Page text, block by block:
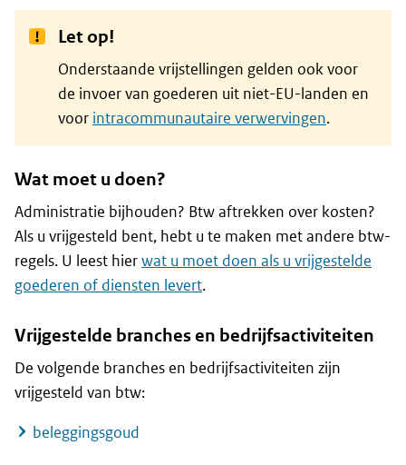
Let op!
Onderstaande vrijstellingen gelden ook voor
de invoer van goederen uit niet-EU-landen en
voor intracommunautaire verwervingen.
Wat moet u doen?
Administratie bijhouden? Btw aftrekken over kosten?
Als u vrijgesteld bent, hebt u te maken met andere btw-
regels. U leest hierwat u moet doen als u vrijgestelde
goederen of diensten levert.
Vrijgestelde branches en bedrijfsactiviteiten
De volgende branches en bedrijfsactiviteiten zijn
vrijgesteld van btw:
beleggingsgoud